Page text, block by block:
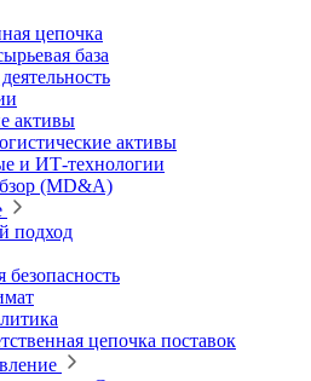
цепочка
база
активы
активы
и ИТ‑технологии
(MD&A)
подход
цепочка поставок